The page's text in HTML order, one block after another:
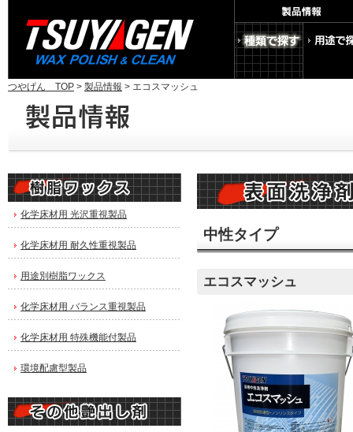
つやげん TOP > 製品情報 > エコスマッシュ
化学床材用 光沢重視製品
化学床材用 耐久性重視製品
用途別樹脂ワックス
化学床材用 バランス重視製品
化学床材用 特殊機能付製品
環境配慮型製品
中性タイプ
エコスマッシュ